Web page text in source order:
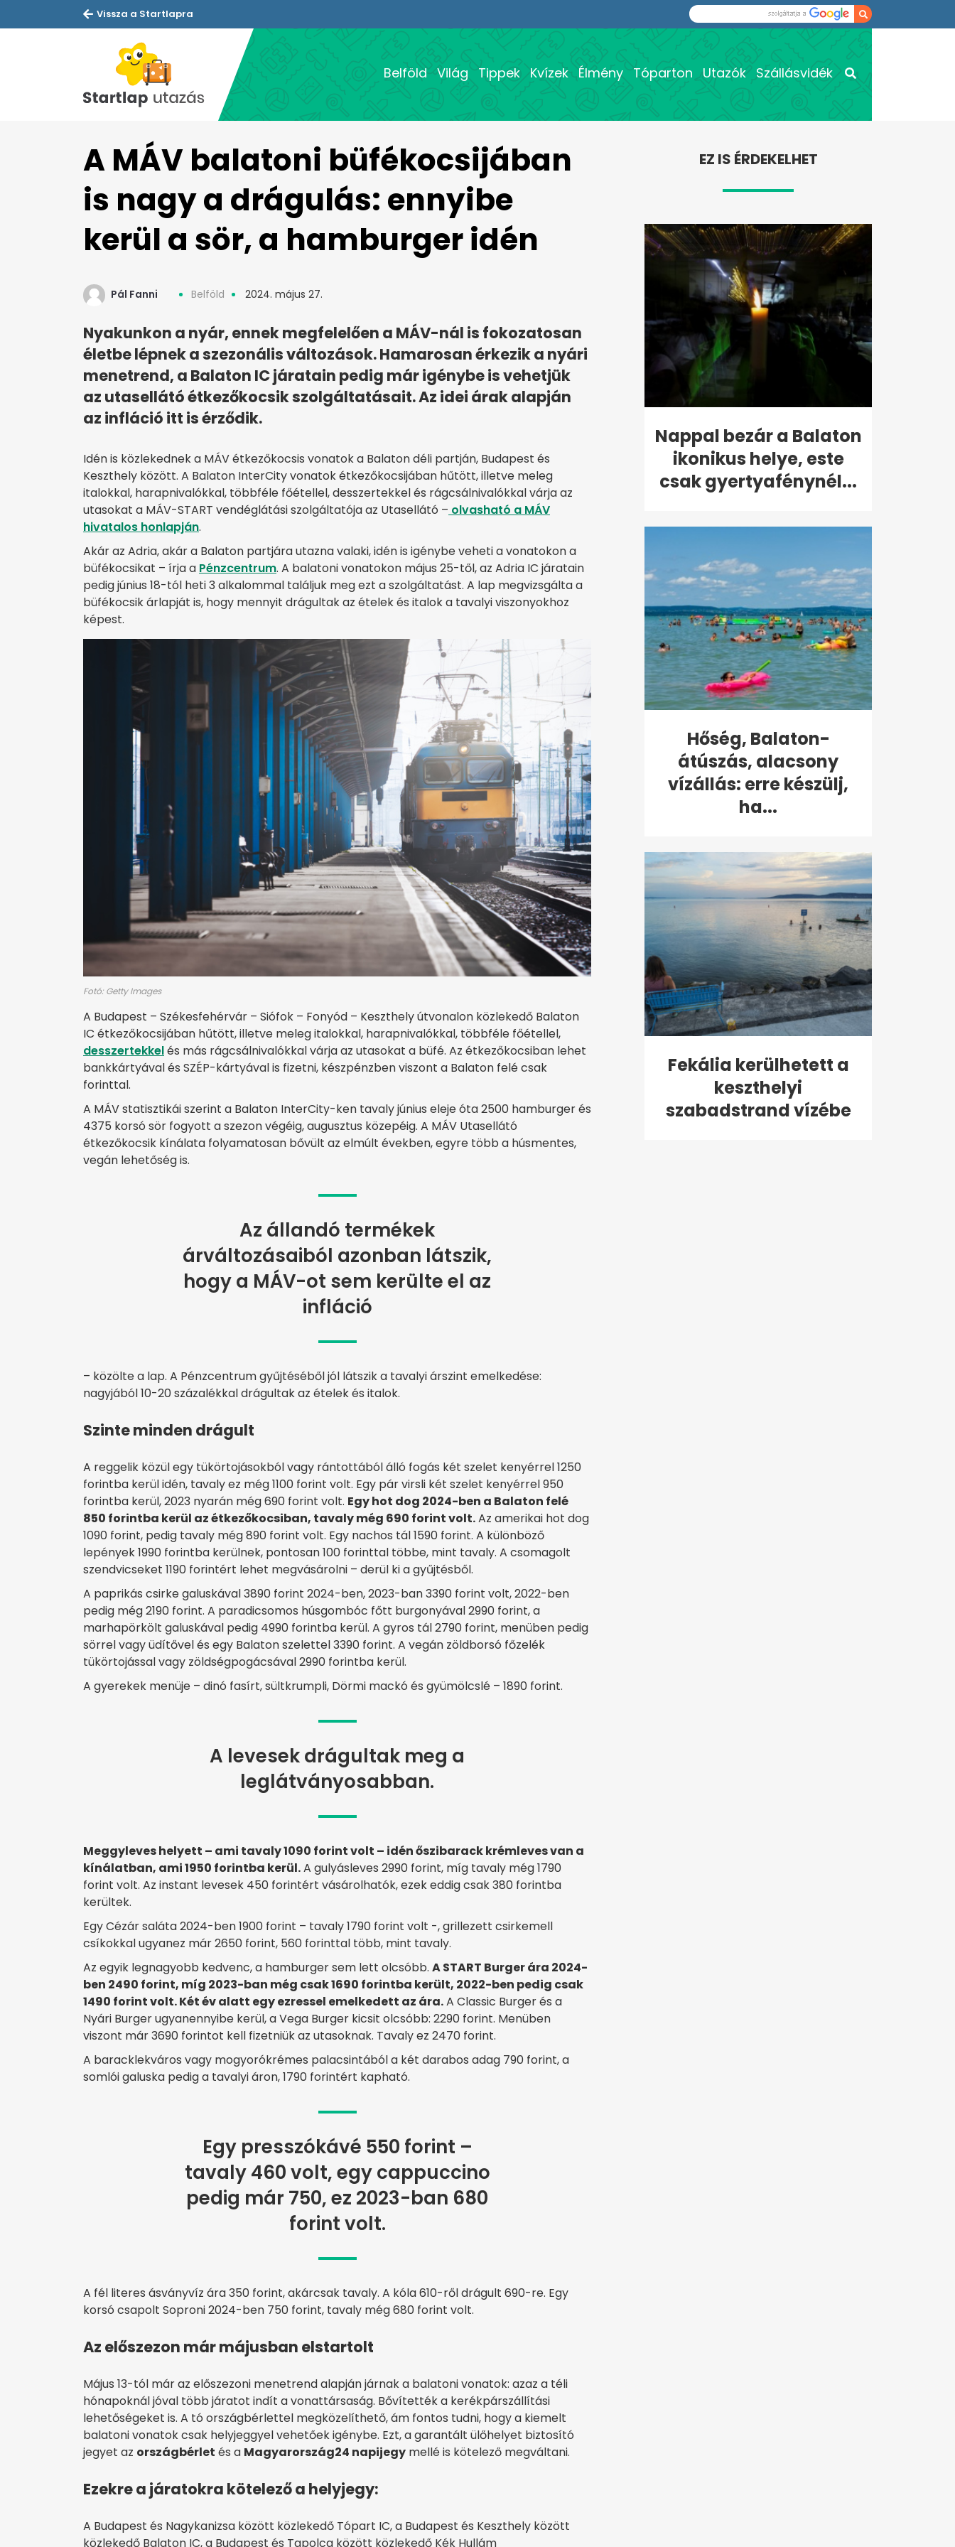
Vissza a Startlapra
Belföld Világ Tippek Kvízek Élmény Tóparton Utazók Szállásvidék
A MÁV balatoni büfékocsijában
is nagy a drágulás: ennyibe
kerül a sör, a hamburger idén
Pál Fanni Belföld 2024. május 27.
Nyakunkon a nyár, ennek megfelelően a MÁV-nál is fokozatosan
életbe lépnek a szezonális változások. Hamarosan érkezik a nyári
menetrend, a Balaton IC járatain pedig már igénybe is vehetjük
az utasellátó étkezőkocsik szolgáltatásait. Az idei árak alapján
az infláció itt is érződik.
Idén is közlekednek a MÁV étkezőkocsis vonatok a Balaton déli partján, Budapest és
Keszthely között. A Balaton InterCity vonatok étkezőkocsijában hűtött, illetve meleg
italokkal, harapnivalókkal, többféle főétellel, desszertekkel és rágcsálnivalókkal várja az
utasokat a MÁV-START vendéglátási szolgáltatója az Utasellátó – olvasható a MÁV
hivatalos honlapján.
Akár az Adria, akár a Balaton partjára utazna valaki, idén is igénybe veheti a vonatokon a
büfékocsikat – írja a Pénzcentrum. A balatoni vonatokon május 25-től, az Adria IC járatain
pedig június 18-tól heti 3 alkalommal találjuk meg ezt a szolgáltatást. A lap megvizsgálta a
büfékocsik árlapját is, hogy mennyit drágultak az ételek és italok a tavalyi viszonyokhoz
képest.
Fotó: Getty Images
A Budapest – Székesfehérvár – Siófok – Fonyód – Keszthely útvonalon közlekedő Balaton
IC étkezőkocsijában hűtött, illetve meleg italokkal, harapnivalókkal, többféle főétellel,
desszertekkelés más rágcsálnivalókkal várja az utasokat a büfé. Az étkezőkocsiban lehet
bankkártyával és SZÉP-kártyával is fizetni, készpénzben viszont a Balaton felé csak
forinttal.
A MÁV statisztikái szerint a Balaton InterCity-ken tavaly június eleje óta 2500 hamburger és
4375 korsó sör fogyott a szezon végéig, augusztus közepéig. A MÁV Utasellátó
étkezőkocsik kínálata folyamatosan bővült az elmúlt években, egyre több a húsmentes,
vegán lehetőség is.
Az állandó termékek
árváltozásaiból azonban látszik,
hogy a MÁV-ot sem kerülte el az
infláció
– közölte a lap. A Pénzcentrum gyűjtéséből jól látszik a tavalyi árszint emelkedése:
nagyjából 10-20 százalékkal drágultak az ételek és italok.
Szinte minden drágult
A reggelik közül egy tükörtojásokból vagy rántottából álló fogás két szelet kenyérrel 1250
forintba kerül idén, tavaly ez még 1100 forint volt. Egy pár virsli két szelet kenyérrel 950
forintba kerül, 2023 nyarán még 690 forint volt. Egy hot dog 2024-ben a Balaton felé
850 forintba kerül az étkezőkocsiban, tavaly még 690 forint volt.Az amerikai hot dog
1090 forint, pedig tavaly még 890 forint volt. Egy nachos tál 1590 forint. A különböző
lepények 1990 forintba kerülnek, pontosan 100 forinttal többe, mint tavaly. A csomagolt
szendvicseket 1190 forintért lehet megvásárolni – derül ki a gyűjtésből.
A paprikás csirke galuskával 3890 forint 2024-ben, 2023-ban 3390 forint volt, 2022-ben
pedig még 2190 forint. A paradicsomos húsgombóc főtt burgonyával 2990 forint, a
marhapörkölt galuskával pedig 4990 forintba kerül. A gyros tál 2790 forint, menüben pedig
sörrel vagy üdítővel és egy Balaton szelettel 3390 forint. A vegán zöldborsó főzelék
tükörtojással vagy zöldségpogácsával 2990 forintba kerül.
A gyerekek menüje – dinó fasírt, sültkrumpli, Dörmi mackó és gyümölcslé – 1890 forint.
A levesek drágultak meg a
leglátványosabban.
Meggyleves helyett – ami tavaly 1090 forint volt – idén őszibarack krémleves van a
kínálatban, ami 1950 forintba kerül.A gulyásleves 2990 forint, míg tavaly még 1790
forint volt. Az instant levesek 450 forintért vásárolhatók, ezek eddig csak 380 forintba
kerültek.
Egy Cézár saláta 2024-ben 1900 forint – tavaly 1790 forint volt -, grillezett csirkemell
csíkokkal ugyanez már 2650 forint, 560 forinttal több, mint tavaly.
Az egyik legnagyobb kedvenc, a hamburger sem lett olcsóbb. A START Burger ára 2024-
ben 2490 forint, míg 2023-ban még csak 1690 forintba került, 2022-ben pedig csak
1490 forint volt. Két év alatt egy ezressel emelkedett az ára.A Classic Burger és a
Nyári Burger ugyanennyibe kerül, a Vega Burger kicsit olcsóbb: 2290 forint. Menüben
viszont már 3690 forintot kell fizetniük az utasoknak. Tavaly ez 2470 forint.
A baracklekváros vagy mogyorókrémes palacsintából a két darabos adag 790 forint, a
somlói galuska pedig a tavalyi áron, 1790 forintért kapható.
Egy presszókávé 550 forint –
tavaly 460 volt, egy cappuccino
pedig már 750, ez 2023-ban 680
forint volt.
A fél literes ásványvíz ára 350 forint, akárcsak tavaly. A kóla 610-ről drágult 690-re. Egy
korsó csapolt Soproni 2024-ben 750 forint, tavaly még 680 forint volt.
Az előszezon már májusban elstartolt
Május 13-tól már az előszezoni menetrend alapján járnak a balatoni vonatok: azaz a téli
hónapoknál jóval több járatot indít a vonattársaság. Bővítették a kerékpárszállítási
lehetőségeket is. A tó országbérlettel megközelíthető, ám fontos tudni, hogy a kiemelt
balatoni vonatok csak helyjeggyel vehetőek igénybe. Ezt, a garantált ülőhelyet biztosító
jegyet az országbérlet és a Magyarország24 napijegy mellé is kötelező megváltani.
Ezekre a járatokra kötelező a helyjegy:
A Budapest és Nagykanizsa között közlekedő Tópart IC, a Budapest és Keszthely között
közlekedő Balaton IC, a Budapest és Tapolca között közlekedő Kék Hullám
EZ IS ÉRDEKELHET
Nappal bezár a Balaton
ikonikus helye, este
csak gyertyafénynél...
Hőség, Balaton-
átúszás, alacsony
vízállás: erre készülj,
ha...
Fekália kerülhetett a
keszthelyi
szabadstrand vízébe